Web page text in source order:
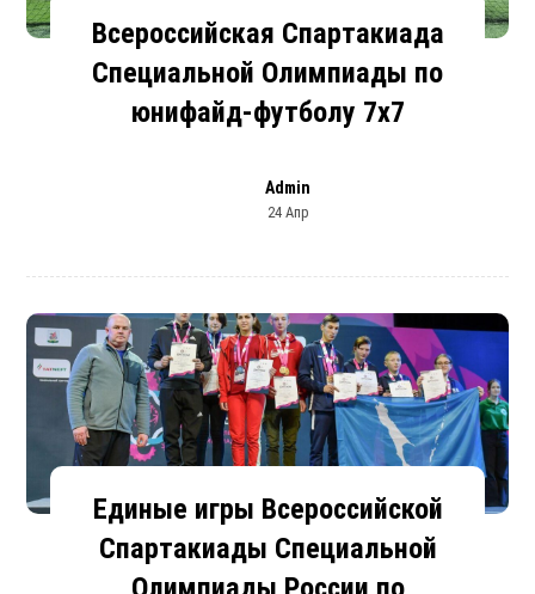
Всероссийская Спартакиада
Специальной Олимпиады по
юнифайд-футболу 7х7
Admin
24 Апр
Единые игры Всероссийской
Спартакиады Специальной